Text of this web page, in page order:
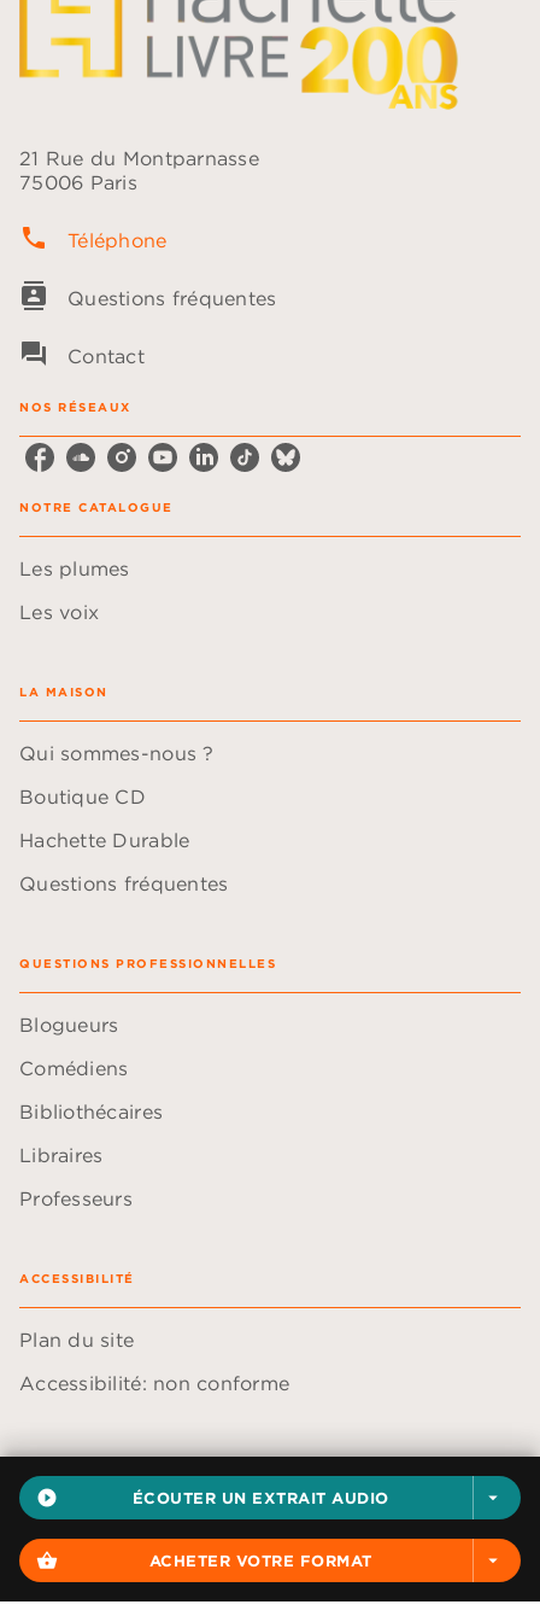
play_circle_filled ÉCOUTER UN EXTRAIT AUDIO arrow_drop_down
shopping_basket ACHETER VOTRE FORMAT arrow_drop_down
21 Rue du Montparnasse
75006 Paris
phone Téléphone
contacts Questions fréquentes
question_answer Contact
NOS RÉSEAUX
NOTRE CATALOGUE
Les plumes
Les voix
LA MAISON
Qui sommes-nous ?
Boutique CD
Hachette Durable
Questions fréquentes
QUESTIONS PROFESSIONNELLES
Blogueurs
Comédiens
Bibliothécaires
Libraires
Professeurs
ACCESSIBILITÉ
Plan du site
Accessibilité: non conforme
Données personnelles
Paramétrer vos cookies
Mentions légales